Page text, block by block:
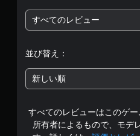
すべてのレビュー
並び替え：
新しい順
すべてのレビューはこのゲ
所有者によるもので、モデ